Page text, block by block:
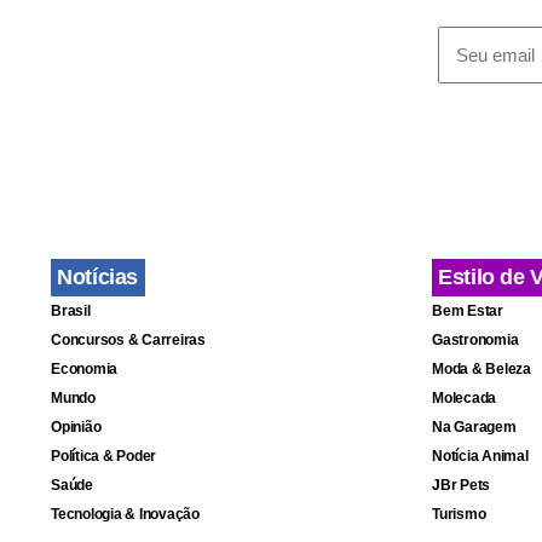
em 1951.
O papa
João Paulo
Segundo
Peçam a
profissões,
dos padres
próximos
Notícias
Brasil
Concursos & Carreiras
Economia
Mundo
Opinião
Política & Poder
Saúde
Tecnologia & Inovação
Estilo de
Bem Estar
Gastronomia
Moda & Beleza
Molecada
Na Garagem
Notícia Animal
JBr Pets
Turismo